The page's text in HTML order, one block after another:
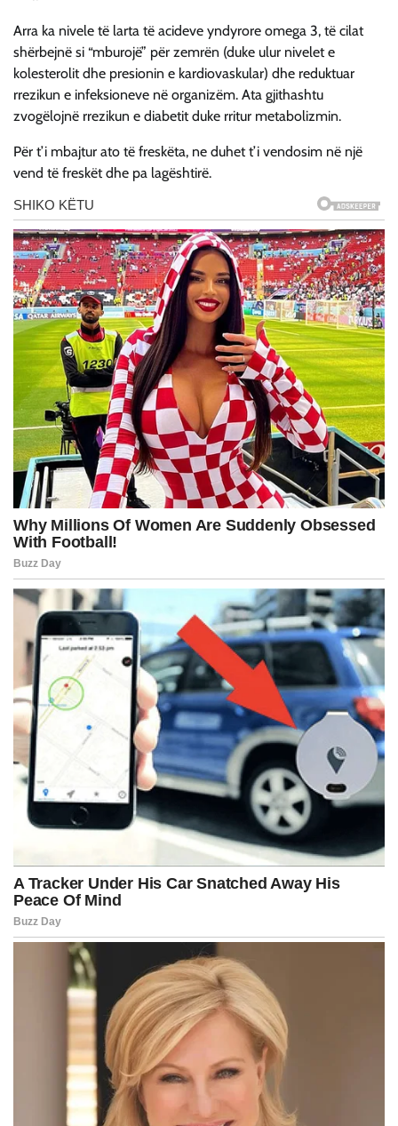
Arra ka nivele të larta të acideve yndyrore omega 3, të cilat
shërbejnë si “mburojë” për zemrën (duke ulur nivelet e
kolesterolit dhe presionin e kardiovaskular) dhe reduktuar
rrezikun e infeksioneve në organizëm. Ata gjithashtu
zvogëlojnë rrezikun e diabetit duke rritur metabolizmin.
Për t’i mbajtur ato të freskëta, ne duhet t’i vendosim në një
vend të freskët dhe pa lagështirë.